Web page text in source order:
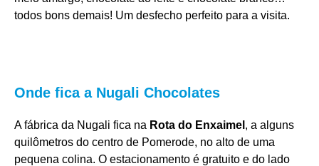
todos bons demais! Um desfecho perfeito para a visita.
Onde fica a Nugali Chocolates
A fábrica da Nugali fica na Rota do Enxaimel , a alguns
quilômetros do centro de Pomerode, no alto de uma
pequena colina. O estacionamento é gratuito e do lado